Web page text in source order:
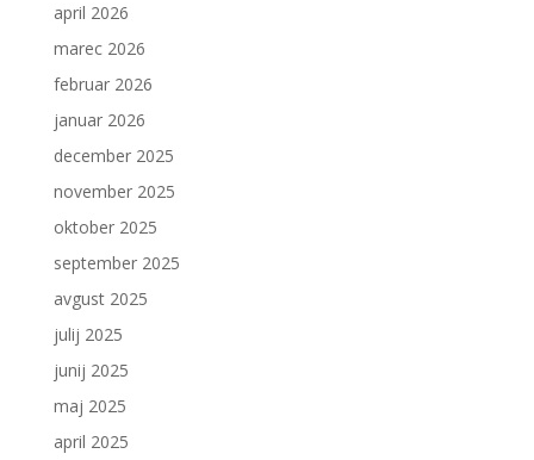
april 2026
marec 2026
februar 2026
januar 2026
december 2025
november 2025
oktober 2025
september 2025
avgust 2025
julij 2025
junij 2025
maj 2025
april 2025